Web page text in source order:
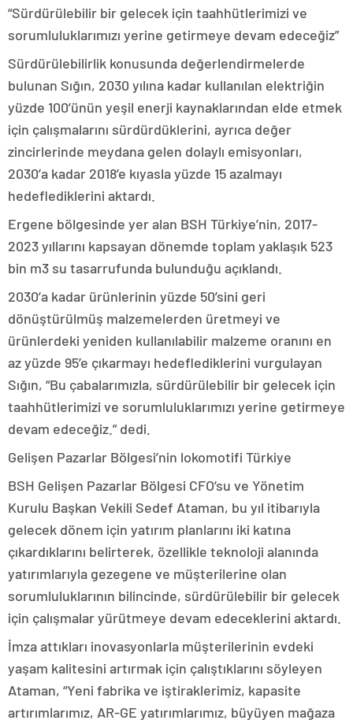
“Sürdürülebilir bir gelecek için taahhütlerimizi ve
sorumluluklarımızı yerine getirmeye devam edeceğiz”
Sürdürülebilirlik konusunda değerlendirmelerde
bulunan Sığın, 2030 yılına kadar kullanılan elektriğin
yüzde 100’ünün yeşil enerji kaynaklarından elde etmek
için çalışmalarını sürdürdüklerini, ayrıca değer
zincirlerinde meydana gelen dolaylı emisyonları,
2030’a kadar 2018’e kıyasla yüzde 15 azalmayı
hedeflediklerini aktardı.
Ergene bölgesinde yer alan BSH Türkiye’nin, 2017-
2023 yıllarını kapsayan dönemde toplam yaklaşık 523
bin m3 su tasarrufunda bulunduğu açıklandı.
2030’a kadar ürünlerinin yüzde 50’sini geri
dönüştürülmüş malzemelerden üretmeyi ve
ürünlerdeki yeniden kullanılabilir malzeme oranını en
az yüzde 95’e çıkarmayı hedeflediklerini vurgulayan
Sığın, “Bu çabalarımızla, sürdürülebilir bir gelecek için
taahhütlerimizi ve sorumluluklarımızı yerine getirmeye
devam edeceğiz.” dedi.
Gelişen Pazarlar Bölgesi’nin lokomotifi Türkiye
BSH Gelişen Pazarlar Bölgesi CFO’su ve Yönetim
Kurulu Başkan Vekili Sedef Ataman, bu yıl itibarıyla
gelecek dönem için yatırım planlarını iki katına
çıkardıklarını belirterek, özellikle teknoloji alanında
yatırımlarıyla gezegene ve müşterilerine olan
sorumluluklarının bilincinde, sürdürülebilir bir gelecek
için çalışmalar yürütmeye devam edeceklerini aktardı.
İmza attıkları inovasyonlarla müşterilerinin evdeki
yaşam kalitesini artırmak için çalıştıklarını söyleyen
Ataman, “Yeni fabrika ve iştiraklerimiz, kapasite
artırımlarımız, AR-GE yatırımlarımız, büyüyen mağaza